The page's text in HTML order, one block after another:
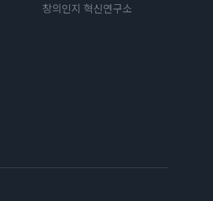
창의인지 혁신연구소